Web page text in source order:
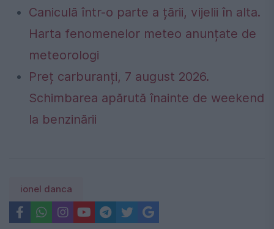
Caniculă într-o parte a țării, vijelii în alta.
Harta fenomenelor meteo anunțate de
meteorologi
Preț carburanți, 7 august 2026.
Schimbarea apărută înainte de weekend
la benzinării
ionel danca